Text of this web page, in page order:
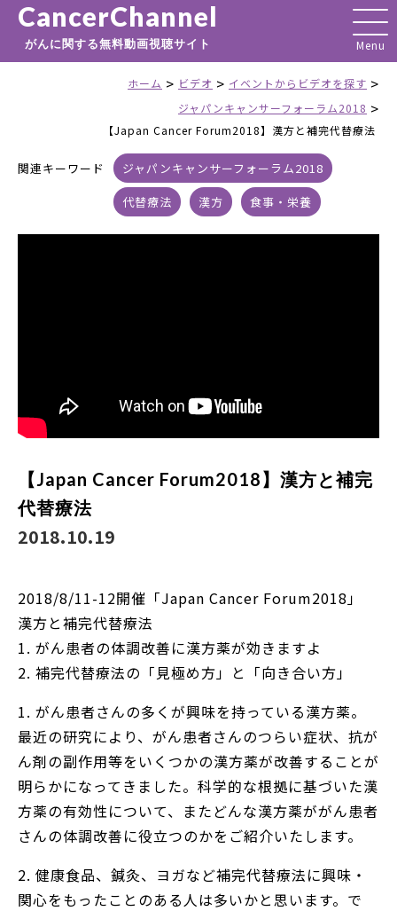
CancerChannel
がんに関する無料動画視聴サイト
ホーム > ビデオ > イベントからビデオを探す >
ジャパンキャンサーフォーラム2018 >
【Japan Cancer Forum2018】漢方と補完代替療法
関連キーワード
ジャパンキャンサーフォーラム2018
代替療法
漢方 食事・栄養
【Japan Cancer Forum2018】漢方と補完
代替療法
2018.10.19
2018/8/11-12開催「Japan Cancer Forum2018」
漢方と補完代替療法
1. がん患者の体調改善に漢方薬が効きますよ
2. 補完代替療法の「見極め方」と「向き合い方」
1. がん患者さんの多くが興味を持っている漢方薬。
最近の研究により、がん患者さんのつらい症状、抗が
ん剤の副作用等をいくつかの漢方薬が改善することが
明らかになってきました。科学的な根拠に基づいた漢
方薬の有効性について、またどんな漢方薬ががん患者
さんの体調改善に役立つのかをご紹介いたします。
2. 健康食品、鍼灸、ヨガなど補完代替療法に興味・
関心をもったことのある人は多いかと思います。で